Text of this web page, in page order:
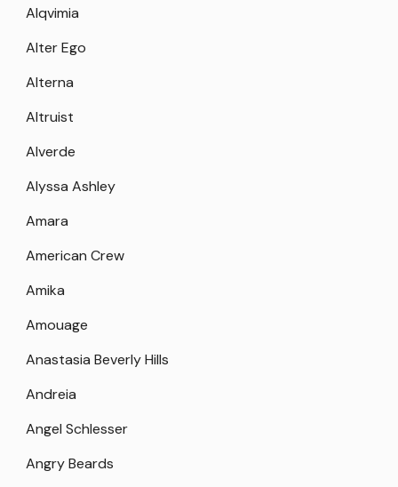
Alqvimia
Alter Ego
Alterna
Altruist
Alverde
Alyssa Ashley
Amara
American Crew
Amika
Amouage
Anastasia Beverly Hills
Andreia
Angel Schlesser
Angry Beards